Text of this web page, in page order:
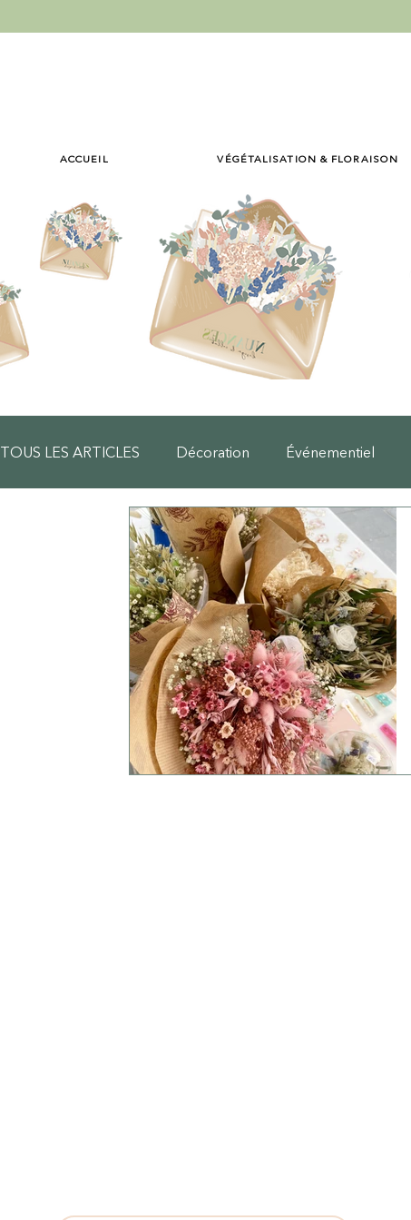
ACCUEIL VÉGÉTALISATION & FLORAISON
TOUS LES ARTICLES Décoration Événementiel